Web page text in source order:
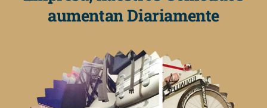
aumentan Diariamente